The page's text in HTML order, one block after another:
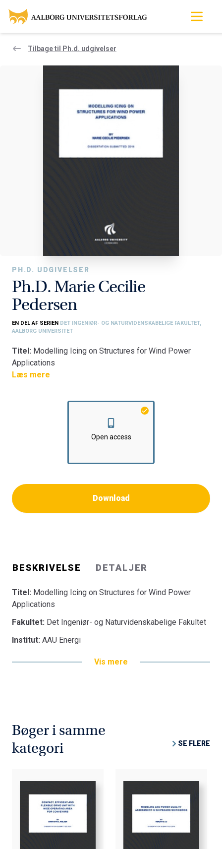
Tilbage til Ph.d. udgivelser
PH.D. UDGIVELSER
Ph.D. Marie Cecilie
Pedersen
EN DEL AF SERIEN DET INGENIØR- OG NATURVIDENSKABELIGE FAKULTET,
AALBORG UNIVERSITET
Titel: Modelling Icing on Structures for Wind Power
Applications
Fakultet:Det Ingeniør- og Naturvidenskabelige Fakultet
Læs mere
Open access
Download
BESKRIVELSE DETALJER
Titel: Modelling Icing on Structures for Wind Power
Applications
Fakultet: Det Ingeniør- og Naturvidenskabelige Fakultet
Institut: AAU Energi
Vis mere
Bøger i samme
kategori
SE FLERE